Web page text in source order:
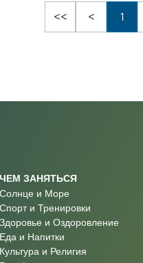
<< < 1
ЧЕМ ЗАНЯТЬСЯ
Солнце и Море
Спорт и Тренировки
Здоровье и Оздоровление
Еда и Напитки
Культура и Религия